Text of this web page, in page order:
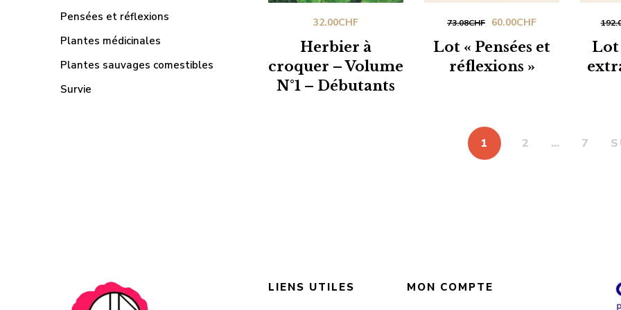
Herbier à
croquer – Volume
N°1 – Débutants
32.00CHF
Lot « Pensées et
réflexions »
73.08CHF
Le
prix
initial
60.00CHFLe
prix
Lot
1 2 … 7
Pensées et réflexions
Plantes médicinales
Plantes sauvages comestibles
Survie
LIENS UTILES MON COMPTE